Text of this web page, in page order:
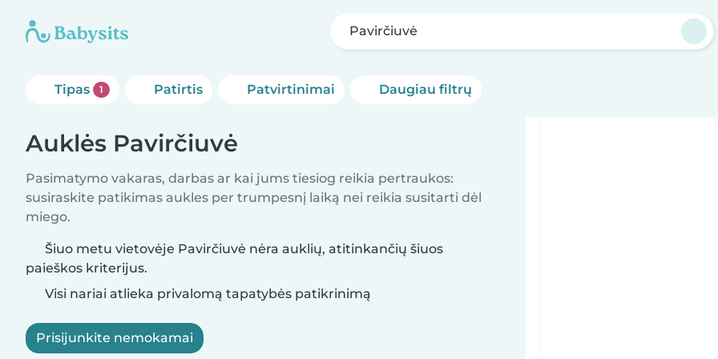
Pavirčiuvė
Tipas 1 Patirtis Patvirtinimai Daugiau filtrų
Auklės Pavirčiuvė
Pasimatymo vakaras, darbas ar kai jums tiesiog reikia pertraukos:
susiraskite patikimas aukles per trumpesnį laiką nei reikia susitarti dėl
miego.
Šiuo metu vietovėje Pavirčiuvė nėra auklių, atitinkančių šiuos
paieškos kriterijus.
Visi nariai atlieka privalomą tapatybės patikrinimą
Prisijunkite nemokamai